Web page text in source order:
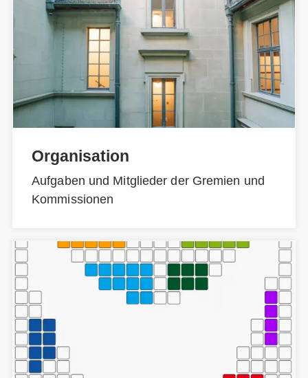
Organisation
Aufgaben und Mitglieder der Gremien und
Kommissionen